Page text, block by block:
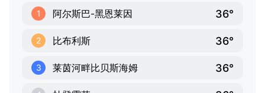
1 阿尔斯巴-黑恩莱因 36°
2 比布利斯 36°
3 莱茵河畔比贝斯海姆 36°